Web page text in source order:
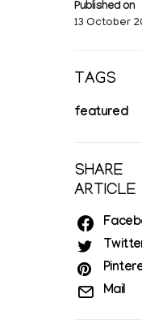
Published on
13 October
TAGS
featured
SHARE
ARTICLE
Mail